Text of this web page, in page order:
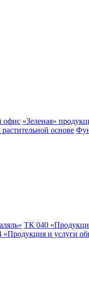
офис «Зеленая»
основе
ТК 040
и услуги